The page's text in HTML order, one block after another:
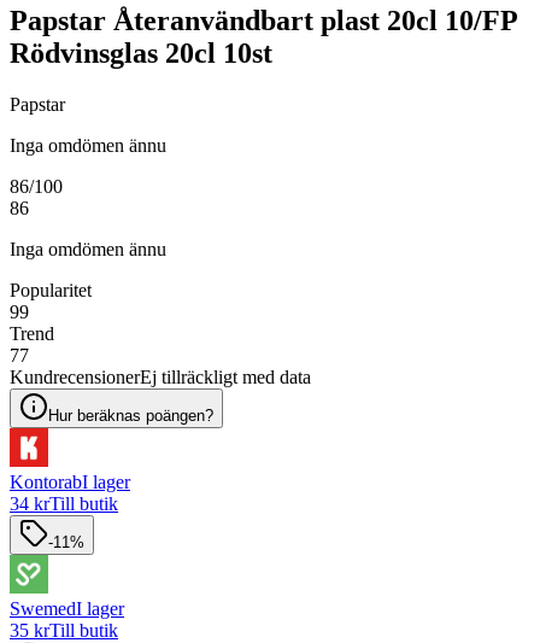
Papstar Återanvändbart plast 20cl 10/FP
Rödvinsglas 20cl 10st
Papstar
Inga omdömen ännu
86/100
86
Inga omdömen ännu
Popularitet
99
Trend
77
KundrecensionerEj tillräckligt med data
Hur beräknas poängen?
KontorabI lager
34 krTill butik
-11%
SwemedI lager
35 krTill butik